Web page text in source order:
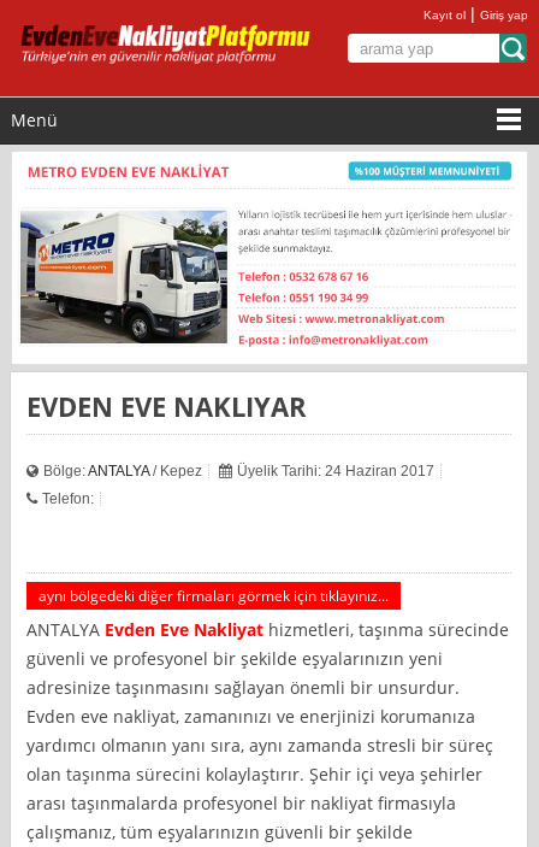
Kayıt ol |Giriş yap
Menü
EVDEN EVE NAKLIYAR
Bölge:ANTALYA/ Kepez
Üyelik Tarihi: 24 Haziran 2017
Telefon:
aynı bölgedeki diğer firmaları görmek için tıklayınız...
ANTALYA Evden Eve Nakliyat hizmetleri, taşınma sürecinde
güvenli ve profesyonel bir şekilde eşyalarınızın yeni
adresinize taşınmasını sağlayan önemli bir unsurdur.
Evden eve nakliyat, zamanınızı ve enerjinizi korumanıza
yardımcı olmanın yanı sıra, aynı zamanda stresli bir süreç
olan taşınma sürecini kolaylaştırır. Şehir içi veya şehirler
arası taşınmalarda profesyonel bir nakliyat firmasıyla
çalışmanız, tüm eşyalarınızın güvenli bir şekilde